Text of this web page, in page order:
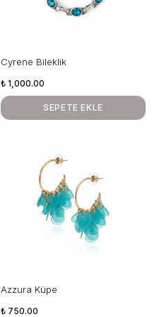
Cyrene Bileklik
₺ 1,000.00
SEPETE EKLE
Azzura Küpe
₺ 750.00